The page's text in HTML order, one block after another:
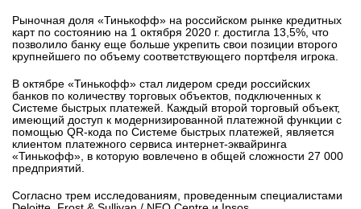
Рыночная доля «Тинькофф» на российском рынке кредитных
карт по состоянию на 1 октября 2020 г. достигла 13,5%, что
позволило банку еще больше укрепить свои позиции второго
крупнейшего по объему соответствующего портфеля игрока.
В октябре «Тинькофф» стал лидером среди российских
банков по количеству торговых объектов, подключенных к
Системе быстрых платежей. Каждый второй торговый объект,
имеющий доступ к модернизированной платежной функции с
помощью QR-кода по Системе быстрых платежей, является
клиентом платежного сервиса интернет-эквайринга
«Тинькофф», в которую вовлечено в общей сложности 27 000
предприятий.
Согласно трем исследованиям, проведенным специалистами